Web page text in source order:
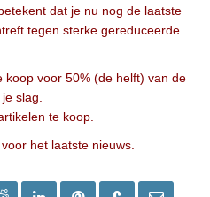
dat je nu nog de laatste
tegen sterke gereduceerde
koop voor 50% (de helft) van de
slag.
te koop.
voor het laatste nieuws.